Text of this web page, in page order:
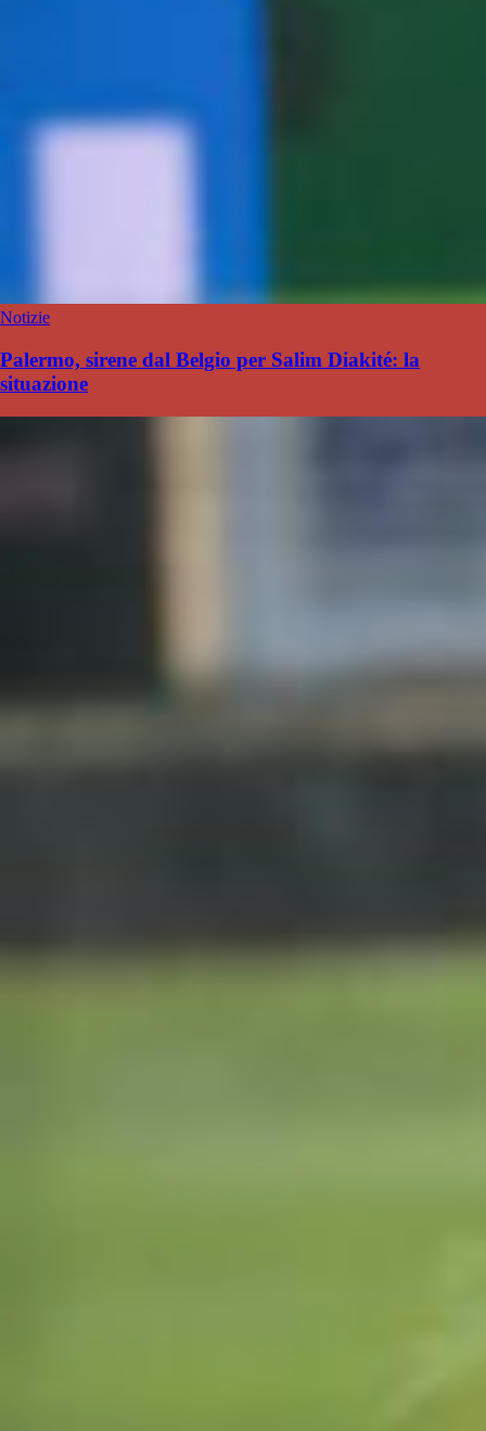
Notizie
Palermo, sirene dal Belgio per Salim Diakité: la
situazione